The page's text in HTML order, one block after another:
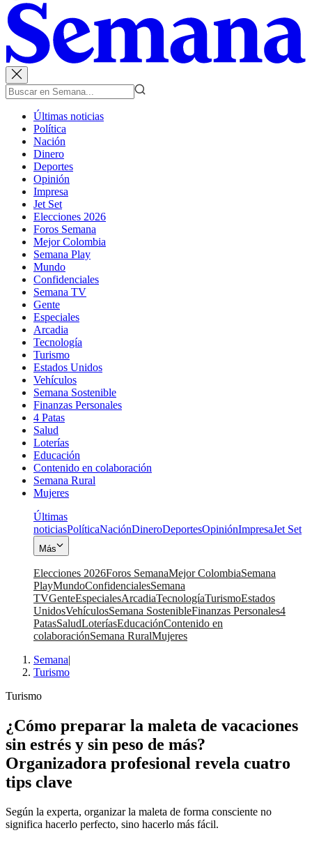
Últimas noticias
Política
Nación
Dinero
Deportes
Opinión
Impresa
Jet Set
Elecciones 2026
Foros Semana
Mejor Colombia
Semana Play
Mundo
Confidenciales
Semana TV
Gente
Especiales
Arcadia
Tecnología
Turismo
Estados Unidos
Vehículos
Semana Sostenible
Finanzas Personales
4 Patas
Salud
Loterías
Educación
Contenido en colaboración
Semana Rural
Mujeres
Últimas
noticiasPolíticaNaciónDineroDeportesOpiniónImpresaJet Set
Más
Elecciones 2026Foros SemanaMejor ColombiaSemana
PlayMundoConfidencialesSemana
TVGenteEspecialesArcadiaTecnologíaTurismoEstados
UnidosVehículosSemana SostenibleFinanzas Personales4
PatasSaludLoteríasEducaciónContenido en
colaboraciónSemana RuralMujeres
Semana|
Turismo
Turismo
¿Cómo preparar la maleta de vacaciones
sin estrés y sin peso de más?
Organizadora profesional revela cuatro
tips clave
Según la experta, organizar la maleta de forma consciente no
significa hacerlo perfecto, sino hacerlo más fácil.